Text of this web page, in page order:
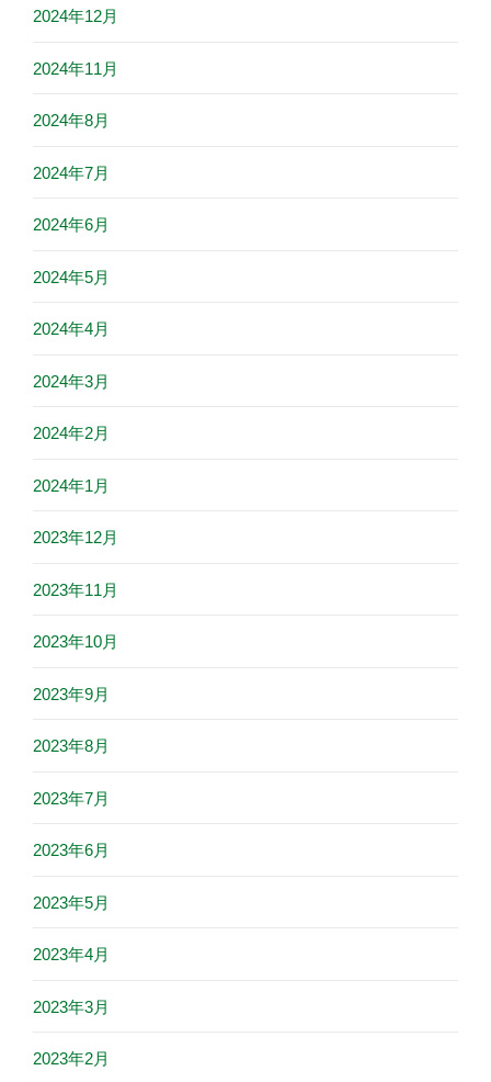
2024年12月
2024年11月
2024年8月
2024年7月
2024年6月
2024年5月
2024年4月
2024年3月
2024年2月
2024年1月
2023年12月
2023年11月
2023年10月
2023年9月
2023年8月
2023年7月
2023年6月
2023年5月
2023年4月
2023年3月
2023年2月